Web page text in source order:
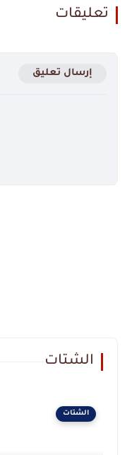
تعليقات
إرسال تعليق
الشتات
الشتات